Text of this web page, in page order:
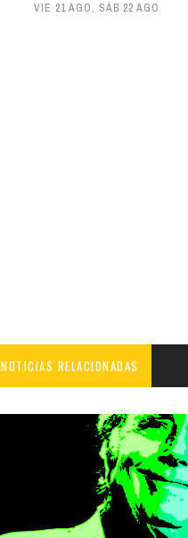
VIE 21 AGO, SÁB 22 AGO
NOTICIAS RELACIONADAS